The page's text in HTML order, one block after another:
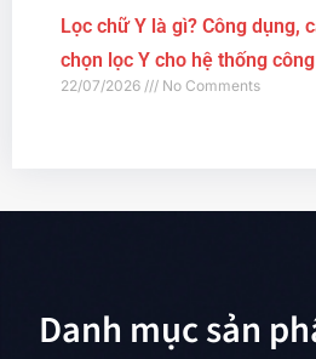
Lọc chữ Y là gì? Công dụng,
chọn lọc Y cho hệ thống
22/07/2026 No Comments
Danh mục sản